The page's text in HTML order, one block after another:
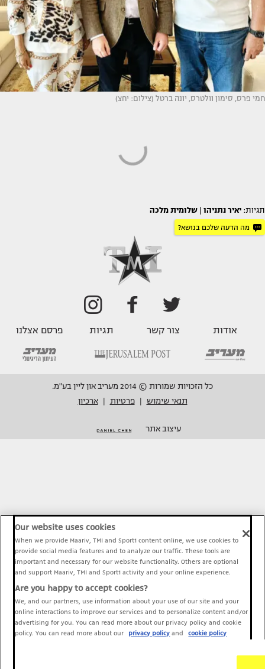
חמי פרס, סימון וולטרס, יונה ברטל (צילום: יחצ)
תגיות: יאיר נתניהו שלומית מלכה
מה הדעה שלכם בנושא?
אודות צור קשר תגיות פרסם אצלנו
כל הזכויות שמורות © 2014 מעריב און ליין בע"מ.
תנאי שימוש
פרטיות ארכיון
עיצוב אתר
Our website uses cookies
When we provide Maariv, TMI and Sport1 content online, we use cookies to
provide social media features and to analyze our traffic. These tools are
important and necessary for our website functionality. Others are optional
and support Maariv, TMI and Sport1 activity and your online experience.
Are you happy to accept cookies?
We, and our partners, use information about your use of our site and your
online interactions to improve our services and to personalize content and/or
advertising for you. You can read more about our privacy policy and cookie
policy. You can read more about our
privacy policy and cookie policy